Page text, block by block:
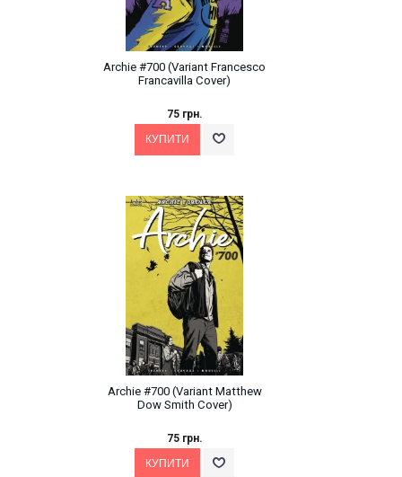
Archie #700 (Variant Francesco
Francavilla Cover)
75 грн.
Archie #700 (Variant Matthew
Dow Smith Cover)
75 грн.